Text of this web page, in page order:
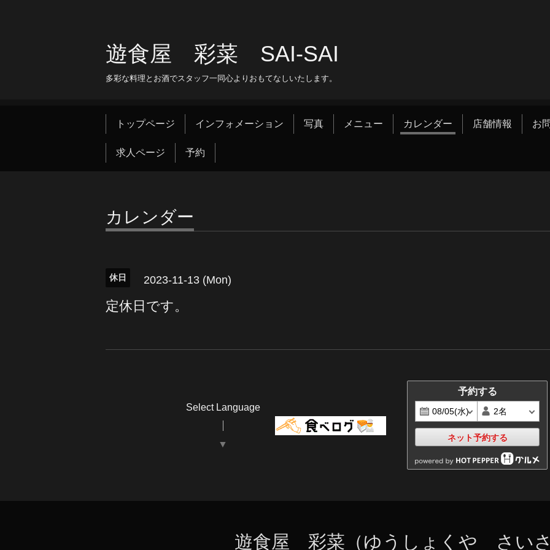
遊食屋 彩菜 SAI‐SAI
多彩な料理とお酒でスタッフ一同心よりおもてなしいたします。
トップページ インフォメーション 写真 メニュー カレンダー 店舗情報 お
求人ページ 予約
カレンダー
休日 2023-11-13 (Mon)
定休日です。
Select Language
▼
予約する
ネット予約する
遊食屋 彩菜（ゆうしょくや さい